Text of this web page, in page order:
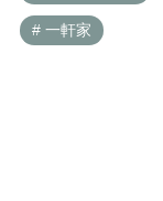
# 一軒家